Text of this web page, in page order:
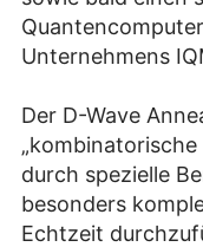
Unternehmens
Der D-Wave
durch spezielle
besonders
Echtzeit